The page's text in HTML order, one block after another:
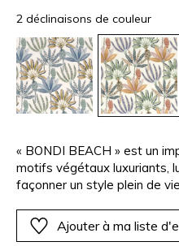
2 déclinaisons de couleur
« BONDI BEACH » est un
motifs végétaux luxuriants,
façonner un style plein de
palette colorée actuelle
pigmentaire sur toile
Ajouter à ma liste